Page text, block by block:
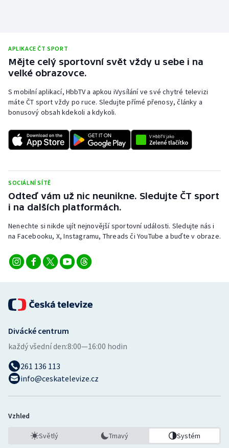
APLIKACE ČT SPORT
Mějte celý sportovní svět vždy u sebe i na
velké obrazovce.
S mobilní aplikací, HbbTV a apkou iVysílání ve své chytré televizi
máte ČT sport vždy po ruce. Sledujte přímé přenosy, články a
bonusový obsah kdekoli a kdykoli.
SOCIÁLNÍ SÍTĚ
Odteď vám už nic neunikne. Sledujte ČT sport
i na dalších platformách.
Nenechte si nikde ujít nejnovější sportovní události. Sledujte nás i
na Facebooku, X, Instagramu, Threads či YouTube a buďte v obraze.
Divácké centrum
každý všední den:8:00—16:00 hodin
261 136 113
info@ceskatelevize.cz
Vzhled
Světlý Tmavý Systém